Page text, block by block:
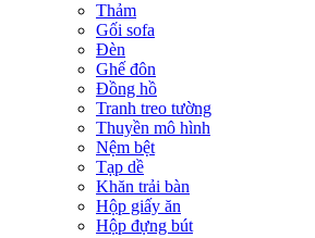
Thảm
Gối sofa
Đèn
Ghế đôn
Đồng hồ
Tranh treo tường
Thuyền mô hình
Nệm bệt
Tạp dề
Khăn trải bàn
Hộp giấy ăn
Hộp đựng bút